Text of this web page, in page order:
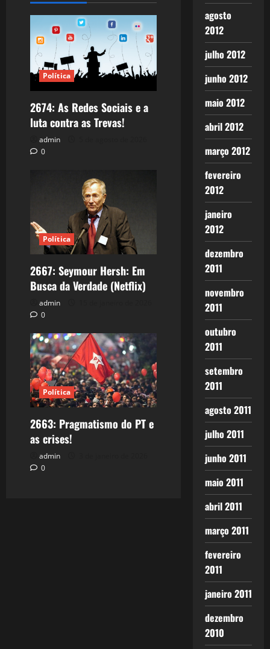
Política
2674: As Redes Sociais e a
luta contra as Trevas!
admin
0
Política
2667: Seymour Hersh: Em
Busca da Verdade (Netflix)
admin
0
Política
2663: Pragmatismo do PT e
as crises!
admin
0
agosto
2012
julho 2012
junho 2012
maio 2012
abril 2012
março 2012
fevereiro
2012
janeiro
2012
dezembro
2011
novembro
2011
outubro
2011
setembro
2011
agosto 2011
julho 2011
junho 2011
maio 2011
abril 2011
março 2011
fevereiro
2011
janeiro 2011
dezembro
2010